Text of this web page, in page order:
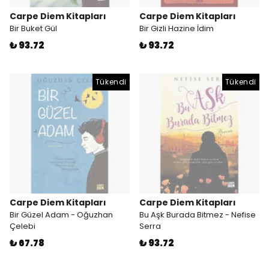
Carpe Diem Kitapları
Bir Buket Gül
₺ 93.72
Carpe Diem Kitapları
Bir Gizli Hazine İdim
₺ 93.72
Tükendi
Carpe Diem Kitapları
Bir Güzel Adam - Oğuzhan
Çelebi
₺ 67.78
Tükendi
Carpe Diem Kitapları
Bu Aşk Burada Bitmez - Nefise
Serra
₺ 93.72